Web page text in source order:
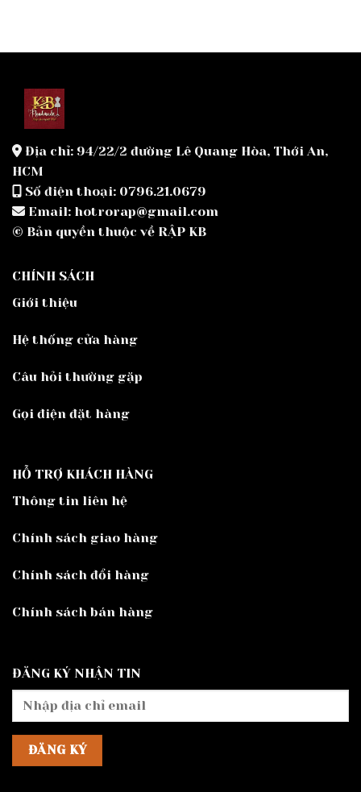
Địa chỉ: 94/22/2 đường Lê Quang Hòa, Thới An,
HCM
Số điện thoại: 0796.21.0679
Email: hotrorap@gmail.com
© Bản quyền thuộc về RẬP KB
CHÍNH SÁCH
Giới thiệu
Hệ thống cửa hàng
Câu hỏi thường gặp
Gọi điện đặt hàng
HỖ TRỢ KHÁCH HÀNG
Thông tin liên hệ
Chính sách giao hàng
Chính sách đổi hàng
Chính sách bán hàng
ĐĂNG KÝ NHẬN TIN